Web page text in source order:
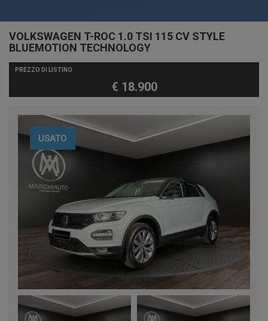
VOLKSWAGEN T-ROC 1.0 TSI 115 CV STYLE
BLUEMOTION TECHNOLOGY
PREZZO DI LISTINO
€ 18.900
USATO